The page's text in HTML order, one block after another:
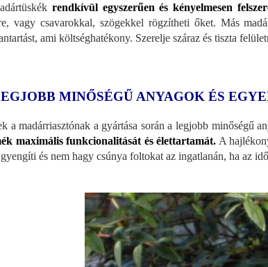
rendkívül egyszerűen és kényelmesen
vagy csavarokkal, szögekkel rögzítheti őket. Más
ami költséghatékony. Szerelje száraz és tiszta
MINŐSÉGŰ ANYAGOK ÉS
a madárriasztónak a gyártása során a legjobb minőségű
maximális funkcionalitását és élettartamát. A
és nem hagy csúnya foltokat az ingatlanán, ha az